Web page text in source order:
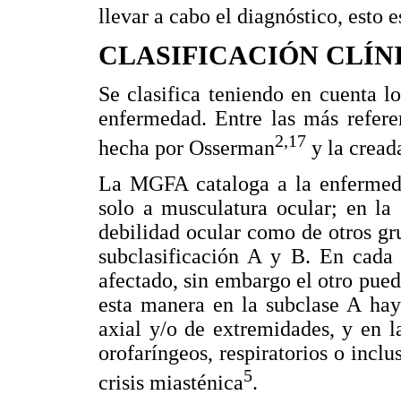
llevar a cabo el diagnóstico, esto
CLASIFICACIÓN
Se clasifica teniendo en cuenta
enfermedad. Entre las más
hecha por Osserman2,17 y la
La MGFA cataloga a la
solo a musculatura ocular; en
debilidad ocular como de otros
subclasificación A y B. En cada
afectado, sin embargo el otro
esta manera en la subclase A
axial y/o de extremidades, y en
orofaríngeos, respiratorios o
crisis miasténica5.